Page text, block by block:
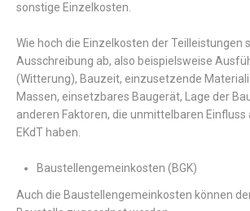
sonstige Einzelkosten.
Wie hoch die Einzelkosten der Teilleistungen
Ausschreibung ab, also beispielsweise
(Witterung), Bauzeit, einzusetzende
Massen, einsetzbares Baugerät, Lage der
anderen Faktoren, die unmittelbaren Einfluss
EKdT haben.
Baustellengemeinkosten (BGK)
Auch die Baustellengemeinkosten können